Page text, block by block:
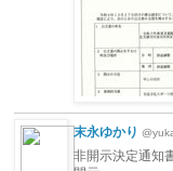
末永ゆかり
非開示決定通知